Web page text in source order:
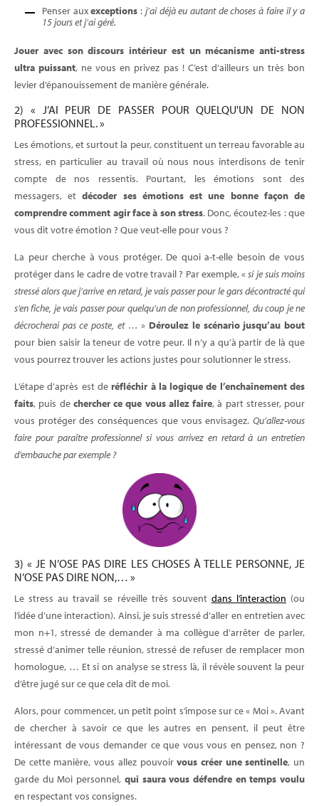
Penser auxexceptions : j’ai déjà eu autant de choses à faire il y a
15 jours et j’ai géré.
Jouer avec son discours intérieur est un mécanisme anti-stress
ultra puissant, ne vous en privez pas ! C’est d’ailleurs un très bon
levier d’épanouissement de manière générale.
2) « J’AI PEUR DE PASSER POUR QUELQU'UN DE NON
PROFESSIONNEL. »
Les émotions, et surtout la peur, constituent un terreau favorable au
stress, en particulier au travail où nous nous interdisons de tenir
compte de nos ressentis. Pourtant, les émotions sont des
messagers, etdécoder ses émotions est une bonne façon de
comprendre comment agir face à son stress. Donc, écoutez-les : que
vous dit votre émotion ? Que veut-elle pour vous ?
La peur cherche à vous protéger. De quoi a-t-elle besoin de vous
protéger dans le cadre de votre travail ? Par exemple, «si je suis moins
stressé alors que j’arrive en retard, je vais passer pour le gars décontracté qui
s’en fiche, je vais passer pour quelqu’un de non professionnel, du coup je ne
décrocherai pas ce poste, et … » Déroulez le scénario jusqu’au bout
pour bien saisir la teneur de votre peur. Il n’y a qu’à partir de là que
vous pourrez trouver les actions justes pour solutionner le stress.
L’étape d’après est deréfléchir à la logique de l’enchaînement des
faits, puis de chercher ce que vous allez faire, à part stresser, pour
vous protéger des conséquences que vous envisagez. Qu’allez-vous
faire pour paraître professionnel si vous arrivez en retard à un entretien
d’embauche par exemple ?
3) « JE N’OSE PAS DIRE LES CHOSES À TELLE PERSONNE, JE
N’OSE PAS DIRE NON,… »
Le stress au travail se réveille très souvent dans l’interaction (ou
l’idée d’une interaction). Ainsi, je suis stressé d’aller en entretien avec
mon n+1, stressé de demander à ma collègue d’arrêter de parler,
stressé d’animer telle réunion, stressé de refuser de remplacer mon
homologue, … Et si on analyse se stress là, il révèle souvent la peur
d’être jugé sur ce que cela dit de moi.
Alors, pour commencer, un petit point s’impose sur ce « Moi ». Avant
de chercher à savoir ce que les autres en pensent, il peut être
intéressant de vous demander ce que vous vous en pensez, non ?
De cette manière, vous allez pouvoirvous créer une sentinelle, un
garde du Moi personnel, qui saura vous défendre en temps voulu
en respectant vos consignes.